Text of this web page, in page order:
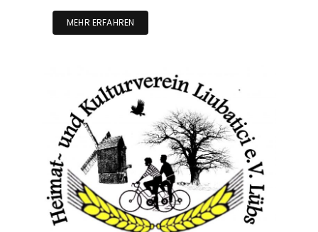
MEHR ERFAHREN